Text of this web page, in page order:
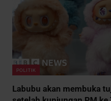
POLITIK
Labubu akan membuka